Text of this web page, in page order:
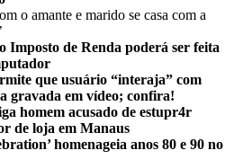
o amante e marido se casa com a
Imposto de Renda poderá ser feita
que usuário “interaja” com
gravada em vídeo; confira!
homem acusado de estupr4r
de loja em Manaus
homenageia anos 80 e 90 no